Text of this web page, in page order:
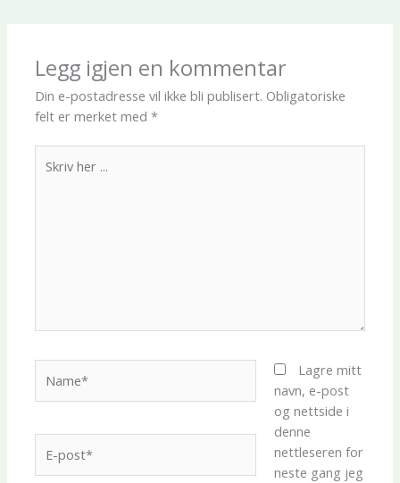
Legg igjen en kommentar
Din e-postadresse vil ikke bli publisert. Obligatoriske
felt er merket med*
her
post*
Lagre mitt
navn, e-post
og nettside i
denne
nettleseren for
neste gang jeg